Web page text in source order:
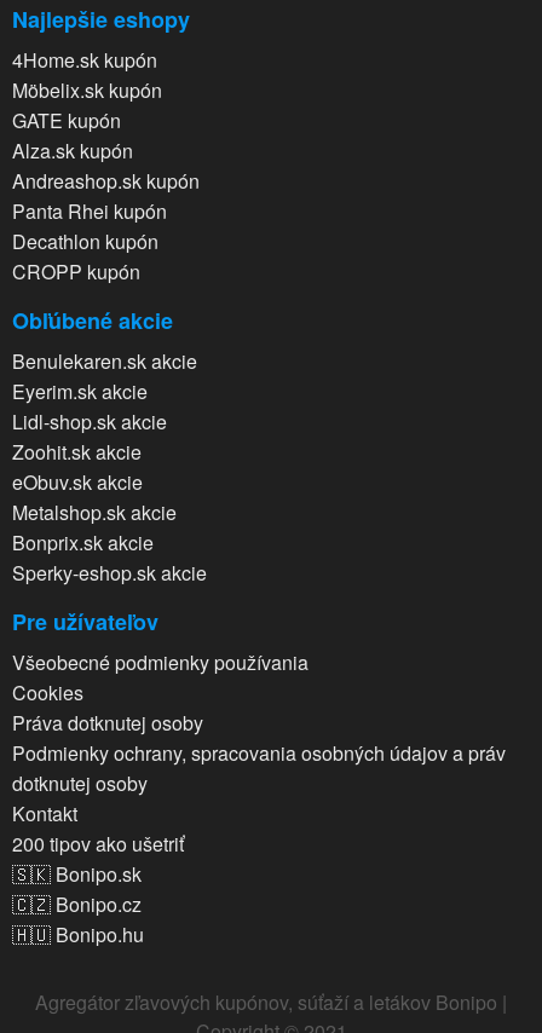
Najlepšie eshopy
4Home.sk kupón
Möbelix.sk kupón
GATE kupón
Alza.sk kupón
Andreashop.sk kupón
Panta Rhei kupón
Decathlon kupón
CROPP kupón
Obľúbené akcie
Benulekaren.sk akcie
Eyerim.sk akcie
Lidl-shop.sk akcie
Zoohit.sk akcie
eObuv.sk akcie
Metalshop.sk akcie
Bonprix.sk akcie
Sperky-eshop.sk akcie
Pre užívateľov
Všeobecné podmienky používania
Cookies
Práva dotknutej osoby
Podmienky ochrany, spracovania osobných údajov a práv
dotknutej osoby
Kontakt
200 tipov ako ušetriť
🇸🇰 Bonipo.sk
🇨🇿 Bonipo.cz
🇭🇺 Bonipo.hu
Agregátor zľavových kupónov, súťaží a letákov Bonipo |